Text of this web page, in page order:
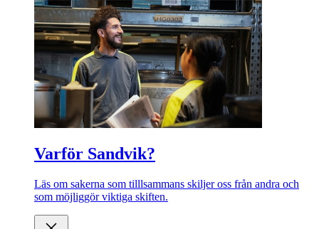
Varför Sandvik?
Läs om sakerna som tilllsammans skiljer oss från andra och
som möjliggör viktiga skiften.